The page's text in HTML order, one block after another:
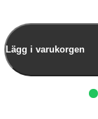
Lägg i varukorgen